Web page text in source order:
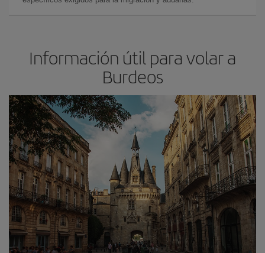
Información útil para volar a
Burdeos